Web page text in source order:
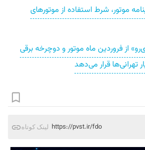
موتور، شرط استفاده از موتورهای
از فروردین ماه موتور و دوچرخه برقی
تهرانی‌ها قرار می‌دهد
لینک کوتاه https://pvst.ir/fdo